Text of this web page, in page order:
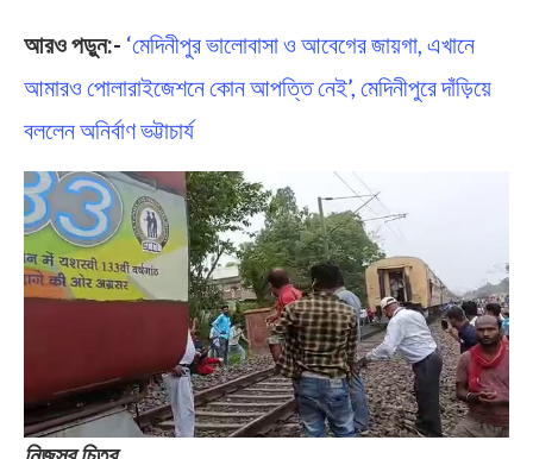
আরও পড়ুন:- ‘মেদিনীপুর ভালোবাসা ও আবেগের জায়গা, এখানে
আমারও পোলারাইজেশনে কোন আপত্তি নেই’, মেদিনীপুরে দাঁড়িয়ে
বললেন অনির্বাণ ভট্টাচার্য